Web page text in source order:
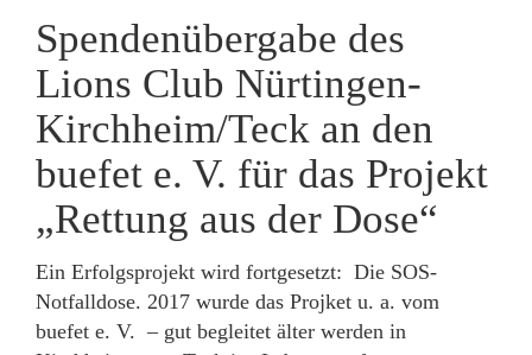
Spendenübergabe des
Lions Club Nürtingen-
Kirchheim/Teck an den
buefet e. V. für das Projekt
„Rettung aus der Dose“
Ein Erfolgsprojekt wird fortgesetzt: Die SOS-
Notfalldose. 2017 wurde das Projket u. a. vom
buefet e. V. – gut begleitet älter werden in